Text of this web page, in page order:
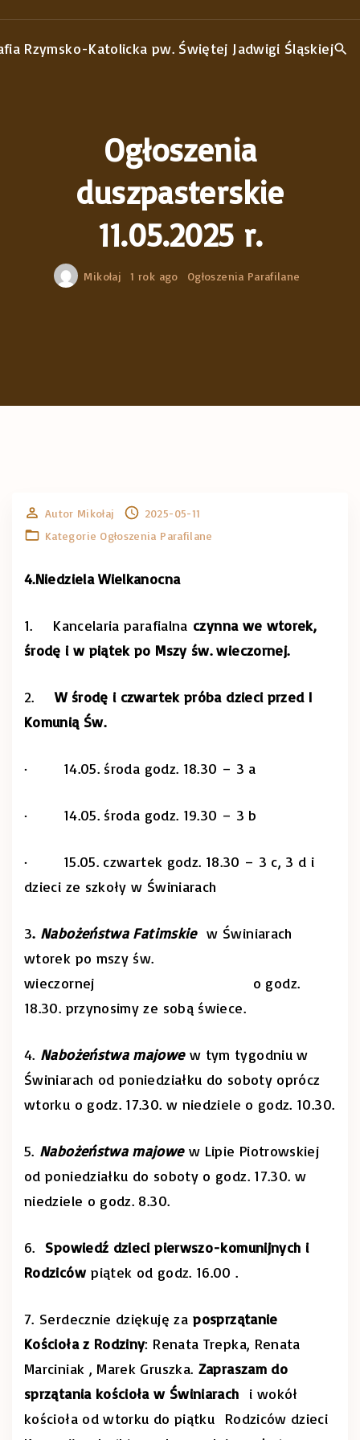
Ogłoszenia
duszpasterskie
11.05.2025 r.
Mikołaj 1 rok ago Ogłoszenia Parafilane
Autor Mikołaj
2025-05-11
Kategorie Ogłoszenia Parafilane
4.Niedziela Wielkanocna
1. Kancelaria parafialna czynna we wtorek,
środę i w piątek po Mszy św. wieczornej.
2.W środę i czwartek próba dzieci przed I
Komunią Św.
· 14.05. środa godz. 18.30 – 3 a
· 14.05. środa godz. 19.30 – 3 b
· 15.05. czwartek godz. 18.30 – 3 c, 3 d i
dzieci ze szkoły w Świniarach
3. Nabożeństwa Fatimskiew Świniarach
wtorek po mszy św.
wieczornej o godz.
18.30. przynosimy ze sobą świece.
4. Nabożeństwa majowew tym tygodniu w
Świniarach od poniedziałku do soboty oprócz
wtorku o godz. 17.30. w niedziele o godz. 10.30.
5. Nabożeństwa majowew Lipie Piotrowskiej
od poniedziałku do soboty o godz. 17.30. w
niedziele o godz. 8.30.
6. Spowiedź dzieci pierwszo-komunijnych i
Rodzicówpiątek od godz. 16.00 .
7. Serdecznie dziękuję zaposprzątanie
Kościoła z Rodziny: Renata Trepka, Renata
Marciniak , Marek Gruszka. Zapraszam do
sprzątania kościoła w Świniarach i wokół
kościoła od wtorku do piątku Rodziców dzieci